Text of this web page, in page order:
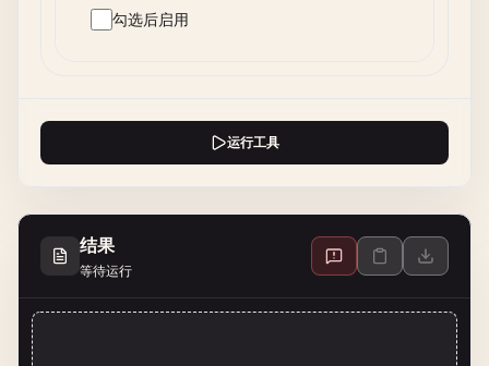
勾选后启用
运行工具
结果
等待运行